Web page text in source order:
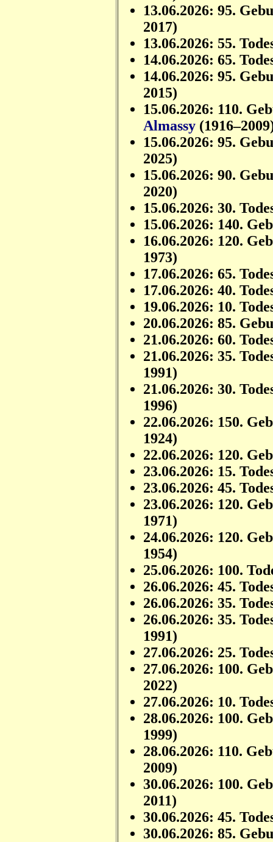
13.06.2026: 95.
2017)
13.06.2026: 55.
14.06.2026: 65.
14.06.2026: 95.
2015)
15.06.2026: 110.
Almassy
15.06.2026: 95.
2025)
15.06.2026: 90.
2020)
15.06.2026: 30.
15.06.2026: 140.
16.06.2026: 120.
1973)
17.06.2026: 65.
17.06.2026: 40.
19.06.2026: 10.
20.06.2026: 85.
21.06.2026: 60.
21.06.2026: 35.
1991)
21.06.2026: 30.
1996)
22.06.2026: 150.
1924)
22.06.2026: 120.
23.06.2026: 15.
23.06.2026: 45.
23.06.2026: 120.
1971)
24.06.2026: 120.
1954)
25.06.2026: 100.
26.06.2026: 45.
26.06.2026: 35.
26.06.2026: 35.
1991)
27.06.2026: 25.
27.06.2026: 100.
2022)
27.06.2026: 10.
28.06.2026: 100.
1999)
28.06.2026: 110.
2009)
30.06.2026: 100.
2011)
30.06.2026: 45.
30.06.2026: 85.